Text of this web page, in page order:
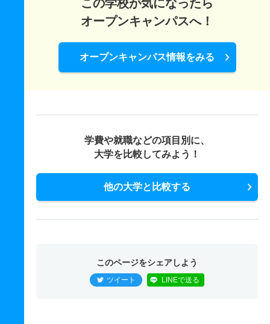
この学校が気になったら
オープンキャンパスへ！
オープンキャンパス情報をみる
学費や就職などの項目別に、
大学を比較してみよう！
他の大学と比較する
このページをシェアしよう
ツイート LINEで送る